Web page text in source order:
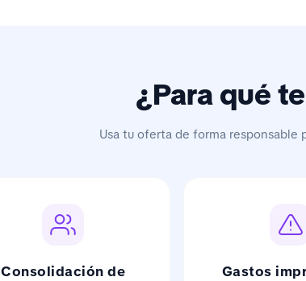
¿Para qué
Usa tu oferta de forma responsable
Consolidación de
Gastos